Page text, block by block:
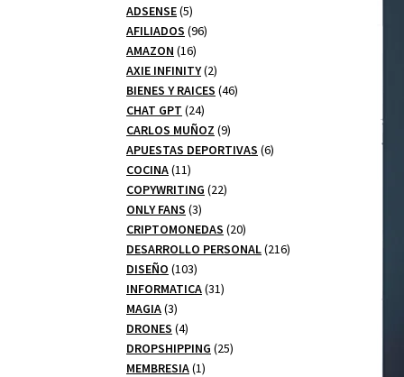
ADSENSE 55
productos
AFILIADOS 9696
AMAZON 1616
productos
AXIE INFINITY 22
productos
BIENES Y RAICES 4646
CHAT GPT 2424
productos
CARLOS MUÑOZ 99
productos
APUESTAS DEPORTIVAS 66
COCINA 1111
productos
COPYWRITING 2222
ONLY FANS 33
productos
CRIPTOMONEDAS 2020
productos
DESARROLLO PERSONAL 216216
DISEÑO 103103
productos
INFORMATICA 3131
MAGIA 33
productos
DRONES 44
productos
DROPSHIPPING 2525
MEMBRESIA 11